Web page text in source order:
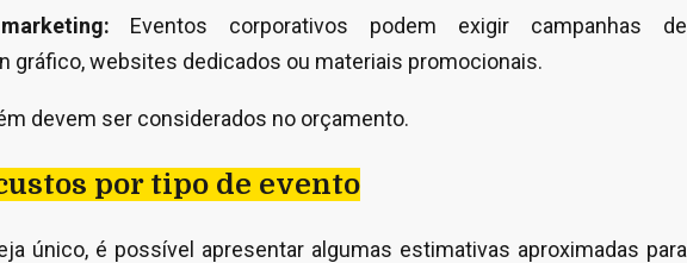
Eventos corporativos podem exigir campanhas de
gráfico, websites dedicados ou materiais promocionais.
devem ser considerados no orçamento.
por tipo de evento
único, é possível apresentar algumas estimativas aproximadas para